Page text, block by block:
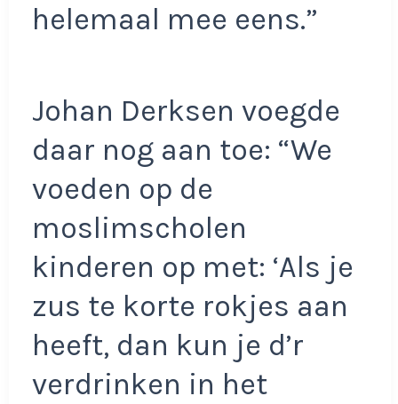
helemaal mee eens.”
Johan Derksen voegde
daar nog aan toe: “We
voeden op de
moslimscholen
kinderen op met: ‘Als je
zus te korte rokjes aan
heeft, dan kun je d’r
verdrinken in het